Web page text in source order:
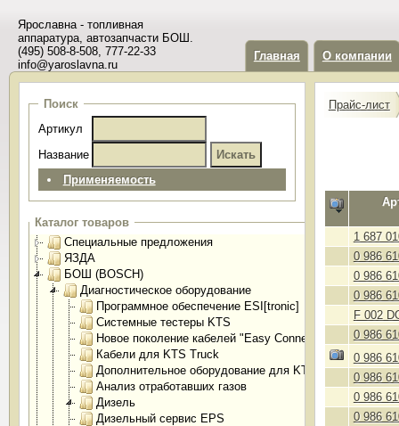
Ярославна - топливная
аппаратура, автозапчасти БОШ.
(495) 508-8-508, 777-22-33
info@yaroslavna.ru
Главная О компании
Поиск
Артикул
Название
Применяемость
Каталог товаров
Специальные предложения
ЯЗДА
БОШ (BOSCH)
Диагностическое оборудование
Программное обеспечение ESI[tronic]
Системные тестеры KTS
Новое поколение кабелей "Easy Connect"
Кабели для KTS Truck
Дополнительное оборудование для KTS
Анализ отработавших газов
Дизель
Дизельный сервис EPS
Прайс-лист
1 687
0 986
0 986
0 986
F 002
0 986
0 986
0 986
0 986
0 986